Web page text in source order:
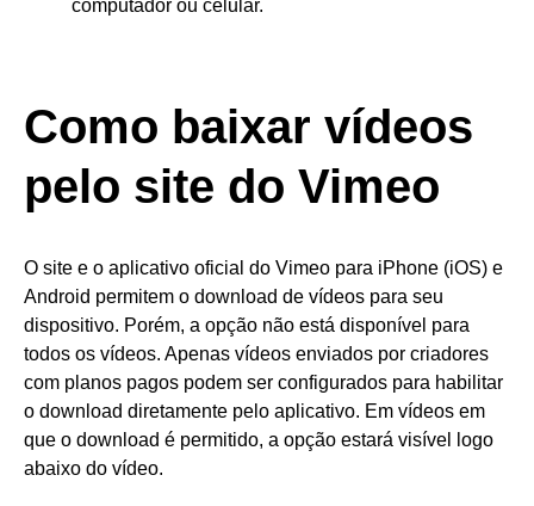
computador ou celular.
Como baixar vídeos
pelo site do Vimeo
O site e o aplicativo oficial do Vimeo para iPhone (iOS) e
Android permitem o download de vídeos para seu
dispositivo. Porém, a opção não está disponível para
todos os vídeos. Apenas vídeos enviados por criadores
com planos pagos podem ser configurados para habilitar
o download diretamente pelo aplicativo. Em vídeos em
que o download é permitido, a opção estará visível logo
abaixo do vídeo.